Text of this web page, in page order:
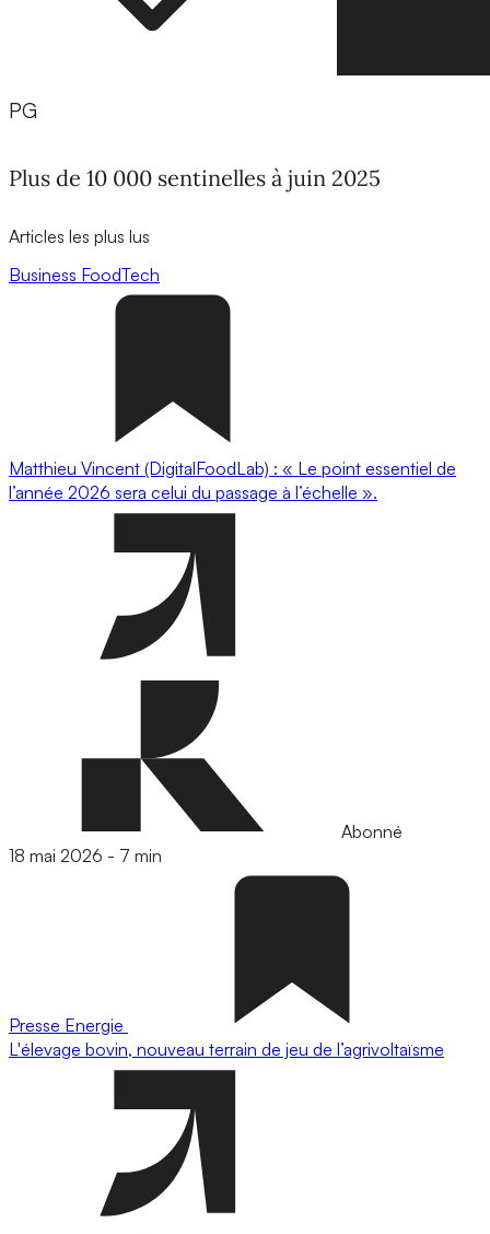
PG
Plus de 10 000 sentinelles à juin 2025
Articles les plus lus
Business FoodTech
Matthieu Vincent (DigitalFoodLab) : « Le point essentiel de
l’année 2026 sera celui du passage à l’échelle ».
Abonné
18 mai 2026 - 7 min
Presse Energie
L'élevage bovin, nouveau terrain de jeu de l’agrivoltaïsme